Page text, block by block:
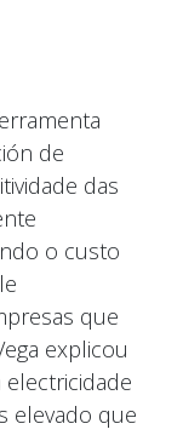
de
das
o custo
que
explicou
elevado que